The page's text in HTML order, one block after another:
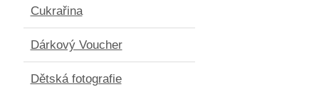
Cukrařina
Dárkový Voucher
Dětská fotografie